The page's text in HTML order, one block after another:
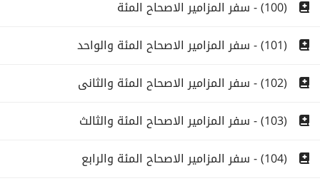
(100) - سفر المزامير الاصحاح المئة
(101) - سفر المزامير الاصحاح المئة والواحد
(102) - سفر المزامير الاصحاح المئة والثانى
(103) - سفر المزامير الاصحاح المئة والثالث
(104) - سفر المزامير الاصحاح المئة والرابع